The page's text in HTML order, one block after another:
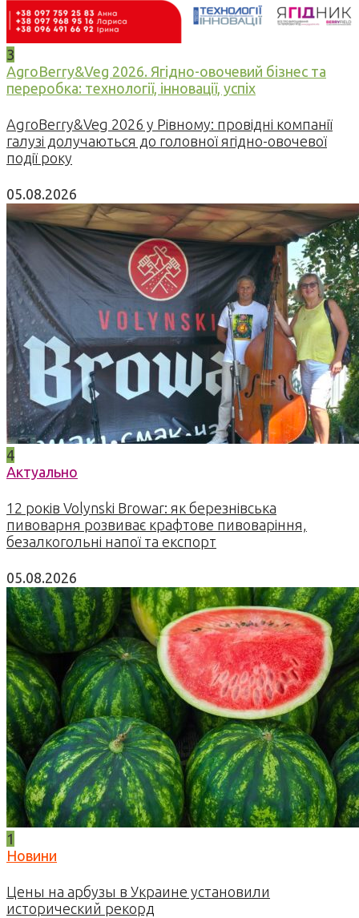
3
AgroBerry&Veg 2026. Ягідно-овочевий бізнес та
переробка: технології, інновації, успіх
AgroBerry&Veg 2026 у Рівному: провідні компанії
галузі долучаються до головної ягідно-овочевої
події року
05.08.2026
4
Актуально
12 років Volynski Browar: як березнівська
пивоварня розвиває крафтове пивоваріння,
безалкогольні напої та експорт
05.08.2026
1
Новини
Цены на арбузы в Украине установили
исторический рекорд